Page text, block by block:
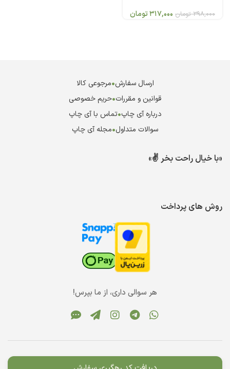
398,000 تومان 317,000تومان
ارسال سفارش•مرجوعی کالا
قوانین و مقررات•حریم خصوصی
درباره آی چاپ•تماس با آی چاپ
سوالات متداول•مجله آی چاپ
«با خیال راحت بخر ✌️»
روش های پرداخت
هر سوالی داری، از ما بپرس!